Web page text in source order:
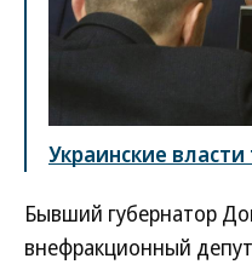
Украинские
Бывший губернатор
внефракционный